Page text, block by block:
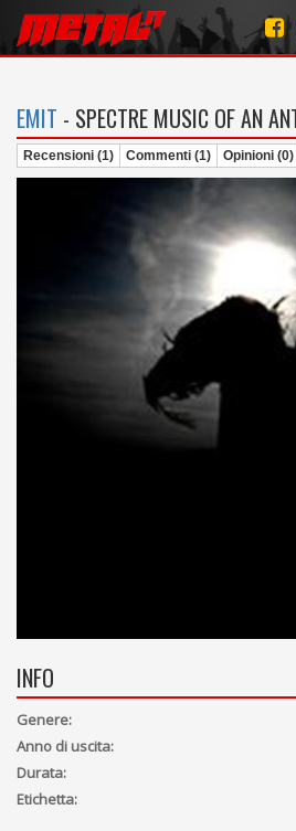
EMIT - SPECTRE MUSIC OF AN
Recensioni (1) Commenti (1) Opinioni (0)
INFO
Genere:
Anno di uscita:
Durata:
Etichetta: